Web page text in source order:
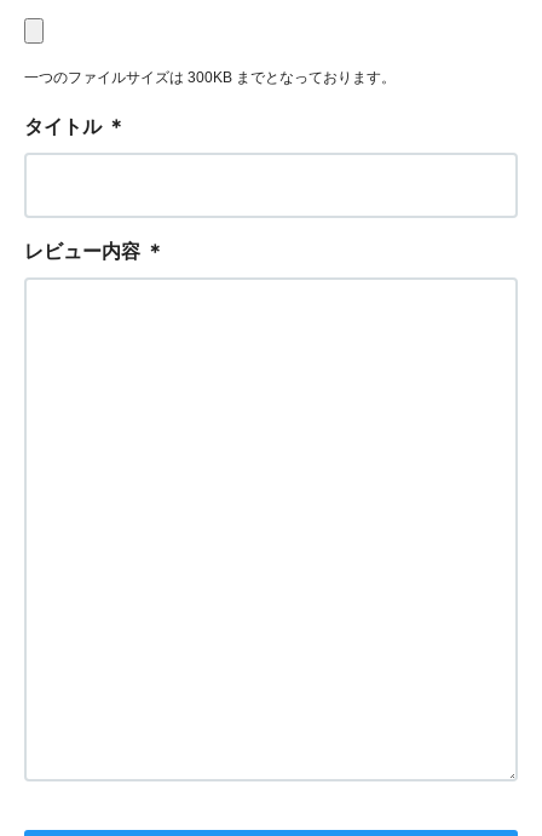
一つのファイルサイズは 300KB までとなっております。
タイトル ＊
レビュー内容 ＊